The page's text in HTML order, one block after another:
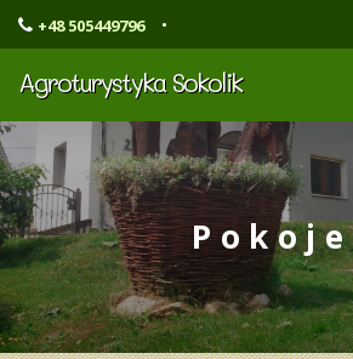
+48 505449796 •
Agroturystyka Sokolik
Pokoje